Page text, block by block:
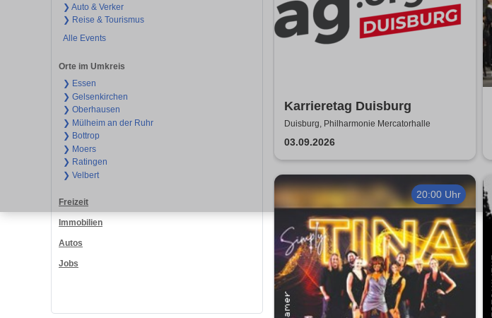
❯ Auto & Verker
❯ Reise & Tourismus
Alle Events
Orte im Umkreis
❯ Essen
❯ Gelsenkirchen
❯ Oberhausen
❯ Mülheim an der Ruhr
❯ Bottrop
❯ Moers
❯ Ratingen
❯ Velbert
Freizeit
Immobilien
Autos
Jobs
Karrieretag Duisburg
Duisburg, Philharmonie Mercatorhalle
03.09.2026
20:00 Uhr